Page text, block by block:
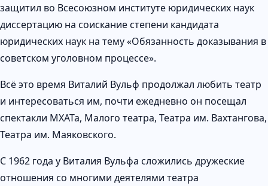
защитил во Всесоюзном институте юридических наук
диссертацию на соискание степени кандидата
юридических наук на тему «Обязанность доказывания в
советском уголовном процессе».
Всё это время Виталий Вульф продолжал любить театр
и интересоваться им, почти ежедневно он посещал
спектакли МХАТа, Малого театра, Театра им. Вахтангова,
Театра им. Маяковского.
С 1962 года у Виталия Вульфа сложились дружеские
отношения со многими деятелями театра